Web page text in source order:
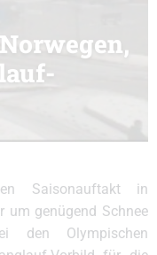
Saisonauftakt in
um genügend Schnee
den Olympischen